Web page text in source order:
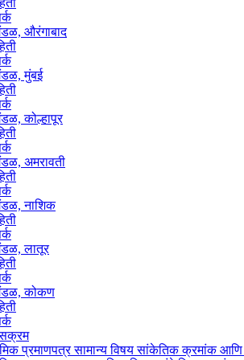
औरंगाबाद
मुंबई
कोल्हापूर
अमरावती
नाशिक
लातूर
कोकण
प्रमाणपत्र सामान्य विषय सांकेतिक क्रमांक